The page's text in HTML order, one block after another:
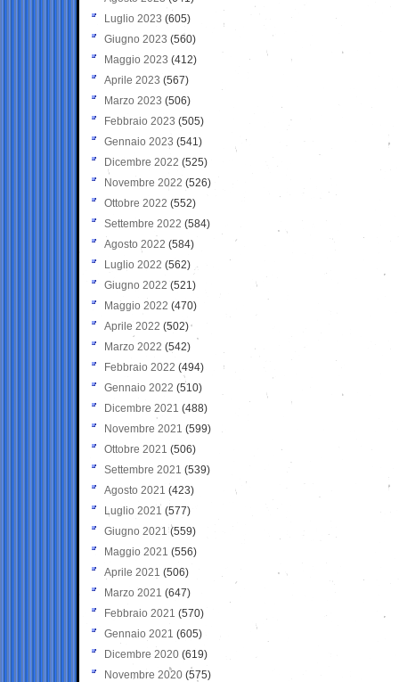
Luglio 2023 (605)
Giugno 2023 (560)
Maggio 2023 (412)
Aprile 2023 (567)
Marzo 2023 (506)
Febbraio 2023 (505)
Gennaio 2023 (541)
Dicembre 2022 (525)
Novembre 2022 (526)
Ottobre 2022 (552)
Settembre 2022 (584)
Agosto 2022 (584)
Luglio 2022 (562)
Giugno 2022 (521)
Maggio 2022 (470)
Aprile 2022 (502)
Marzo 2022 (542)
Febbraio 2022 (494)
Gennaio 2022 (510)
Dicembre 2021 (488)
Novembre 2021 (599)
Ottobre 2021 (506)
Settembre 2021 (539)
Agosto 2021 (423)
Luglio 2021 (577)
Giugno 2021(559)
Maggio 2021 (556)
Aprile 2021 (506)
Marzo 2021 (647)
Febbraio 2021 (570)
Gennaio 2021 (605)
Dicembre 2020 (619)
Novembre 2020 (575)